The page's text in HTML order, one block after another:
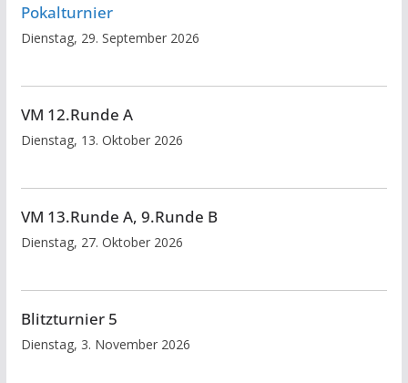
Pokalturnier
Dienstag, 29. September 2026
VM 12.Runde A
Dienstag, 13. Oktober 2026
VM 13.Runde A, 9.Runde B
Dienstag, 27. Oktober 2026
Blitzturnier 5
Dienstag, 3. November 2026